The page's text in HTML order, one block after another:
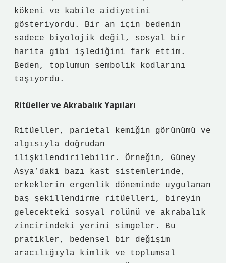
kökeni ve kabile aidiyetini
gösteriyordu. Bir an için bedenin
sadece biyolojik değil, sosyal bir
harita gibi işlediğini fark ettim.
Beden, toplumun sembolik kodlarını
taşıyordu.
Ritüeller ve Akrabalık Yapıları
Ritüeller, parietal kemiğin görünümü ve
algısıyla doğrudan
ilişkilendirilebilir. Örneğin, Güney
Asya’daki bazı kast sistemlerinde,
erkeklerin ergenlik döneminde uygulanan
baş şekillendirme ritüelleri, bireyin
gelecekteki sosyal rolünü ve akrabalık
zincirindeki yerini simgeler. Bu
pratikler, bedensel bir değişim
aracılığıyla kimlik ve toplumsal